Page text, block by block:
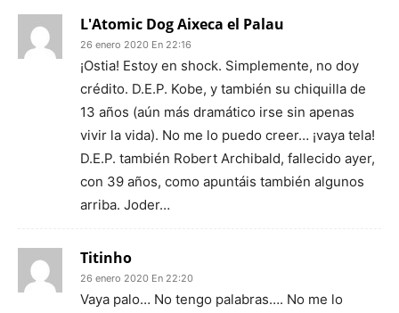
L'Atomic Dog Aixeca el Palau
26 enero 2020 En 22:16
¡Ostia! Estoy en shock. Simplemente, no doy
crédito. D.E.P. Kobe, y también su chiquilla de
13 años (aún más dramático irse sin apenas
vivir la vida). No me lo puedo creer… ¡vaya tela!
D.E.P. también Robert Archibald, fallecido ayer,
con 39 años, como apuntáis también algunos
arriba. Joder…
Titinho
26 enero 2020 En 22:20
Vaya palo… No tengo palabras…. No me lo